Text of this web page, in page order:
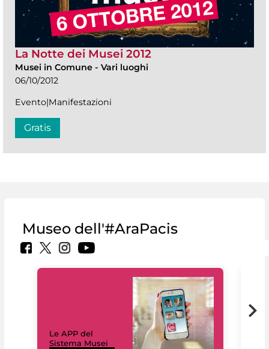
La Notte dei Musei 2012
Musei in Comune - Vari luoghi
06/10/2012
Evento|Manifestazioni
Gratis
Museo dell'#AraPacis
Le APP del
Sistema Musei